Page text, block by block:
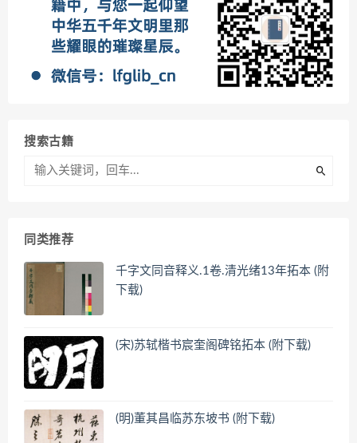
搜索古籍
同类推荐
千字文同音释义.1卷.清光绪13年拓本 (附
下载)
(宋)苏轼楷书宸奎阁碑铭拓本 (附下载)
(明)董其昌临苏东坡书 (附下载)